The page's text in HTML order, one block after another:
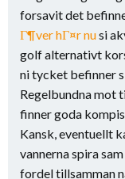
forsavit det
Г¶ver hГ¤r nusi
golf alternativt
ni tycket befinner
Regelbundna mot
finner goda
Kansk, eventuellt
vannerna spira
fordel tillsamman